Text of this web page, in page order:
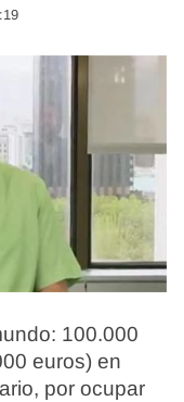
100.000
euros) en
por ocupar